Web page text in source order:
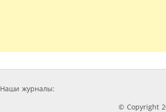
Наши журналы:
© Copyright